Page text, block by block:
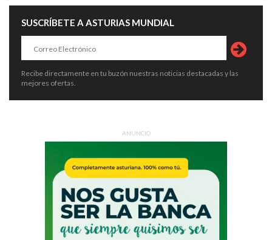
SUSCRÍBETE A ASTURIAS MUNDIAL
Recibe directamente en tu buzón nuestras noticias destacadas y las
mejores ofertas.
ANUNCIO